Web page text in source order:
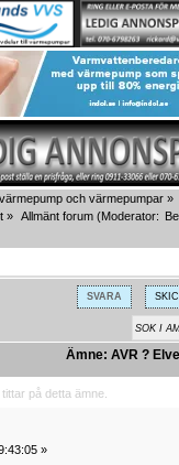
och värmepumpar »
» Allmänt forum (Moderator:
SVARA
Ämne: AVR ?
på detta ämne.
»